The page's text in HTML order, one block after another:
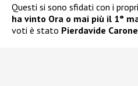
Questi si sono sfidati con i
ha vinto Ora o mai più il 1°
voti è stato Pierdavide Carone